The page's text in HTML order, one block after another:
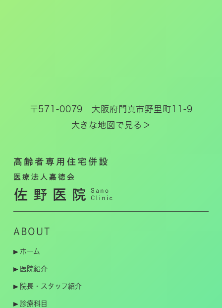
〒571-0079 大阪府門真市野里町11-9
大きな地図で見る＞
ABOUT
ホーム
医院紹介
院長・スタッフ紹介
診療科目